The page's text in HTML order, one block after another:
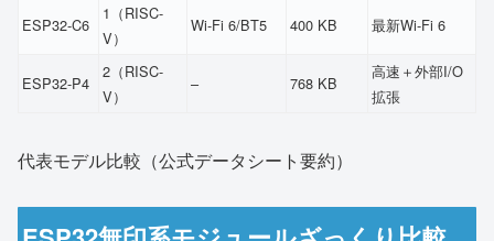
ESP32-C6
1（RISC-
V）
Wi-Fi 6/BT5 400 KB 最新Wi-Fi 6
ESP32-P4
2（RISC-
V）
– 768 KB
高速＋外部I/O
拡張
代表モデル比較（公式データシート要約）